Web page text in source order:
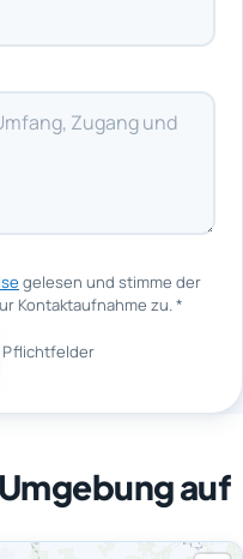
gelesen und stimme der
Kontaktaufnahme zu.*
auf